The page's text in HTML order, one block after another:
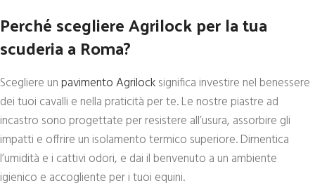
Perché scegliere Agrilock per la tua
scuderia a Roma?
Scegliere unpavimento Agrilocksignifica investire nel benessere
dei tuoi cavalli e nella praticità per te. Le nostre piastre ad
incastro sono progettate per resistere all’usura, assorbire gli
impatti e offrire un isolamento termico superiore. Dimentica
l’umidità e i cattivi odori, e dai il benvenuto a un ambiente
igienico e accogliente per i tuoi equini.